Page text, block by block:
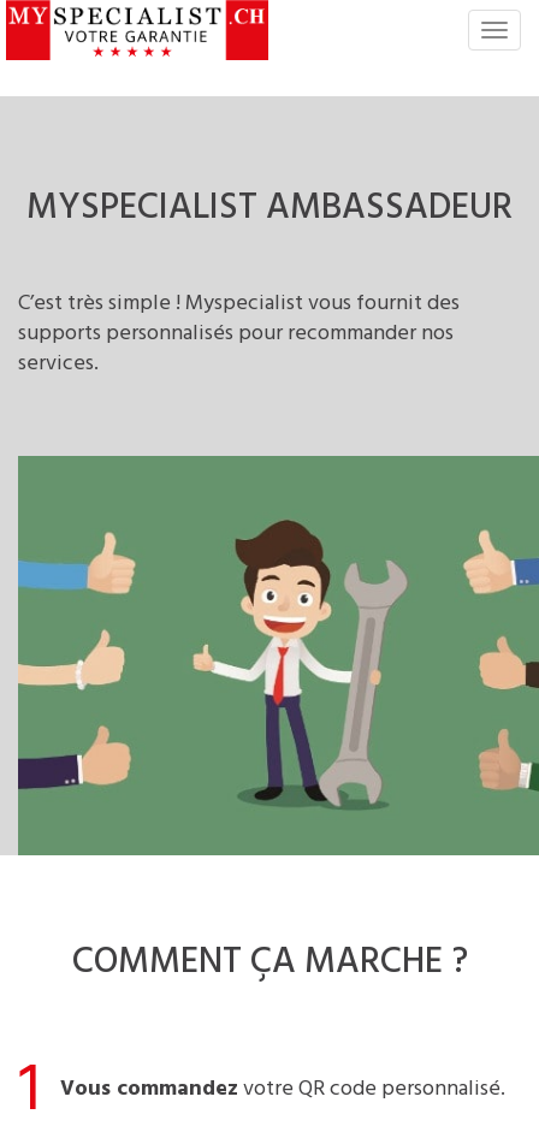
S
N
a
MYSPECIALIST AMBASSADEUR
C’est très simple ! Myspecialist vous fournit des
supports personnalisés pour recommander nos
services.
COMMENT ÇA MARCHE ?
1 Vous commandez votre QR code personnalisé.